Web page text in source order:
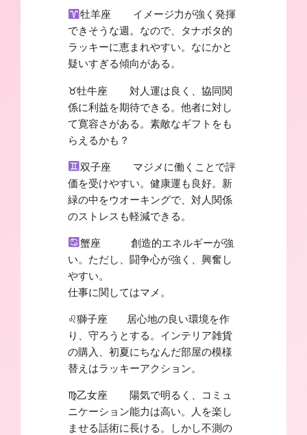
牡羊座 イメージ力が強く発揮
できそうな週。なので、タナボタ的
ラッキーに恵まれやすい。なにかと
疑いすぎる傾向がある。
♉︎牡牛座 対人運は良く、協同関
係に利益を期待できる。他者に対し
て寛容さがある。素敵なギフトをも
らえるかも？
双子座 マジメに働くことで評
価を受けやすい。健康運も良好。新
緑の中をウオーキングで、対人関係
のストレスも軽減できる。
蟹座 創造的エネルギーが強
い。ただし、闘争心が強く、興奮し
やすい。
仕事に関してはマメ。
♌︎獅子座 居心地の良い環境を作
り、守ろうとする。インテリア雑貨
の購入、初夏にちなんだ部屋の模様
替えはラッキーアクション。
♍︎乙女座 陽気で明るく、コミュ
ニケーション能力は高い。人を楽し
ませる話術に長ける。しかし不測の